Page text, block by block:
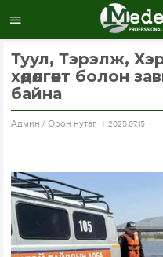
Туул, Тэрэлж,
хөдөлгөөнт болон
байна
Aдмин / Орон нутаг 2025.07.15